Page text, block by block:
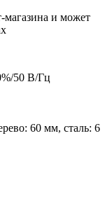
магазина и может
50 В/Гц
60 мм, сталь: 6